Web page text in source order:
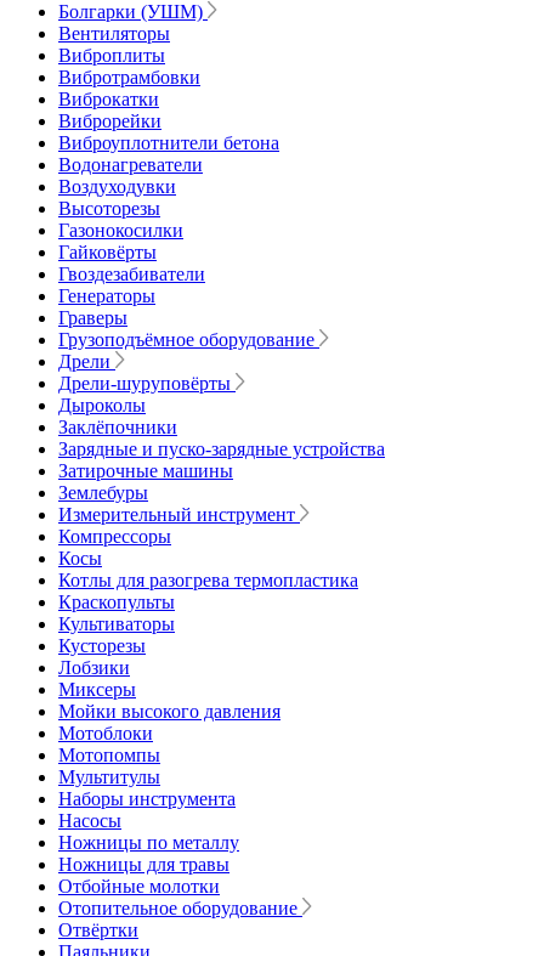
Болгарки (УШМ)
Вентиляторы
Виброплиты
Вибротрамбовки
Виброкатки
Виброрейки
Виброуплотнители бетона
Водонагреватели
Воздуходувки
Высоторезы
Газонокосилки
Гайковёрты
Гвоздезабиватели
Генераторы
Граверы
Грузоподъёмное оборудование
Дрели
Дрели-шуруповёрты
Дыроколы
Заклёпочники
Зарядные и пуско-зарядные устройства
Затирочные машины
Землебуры
Измерительный инструмент
Компрессоры
Косы
Котлы для разогрева термопластика
Краскопульты
Культиваторы
Кусторезы
Лобзики
Миксеры
Мойки высокого давления
Мотоблоки
Мотопомпы
Мультитулы
Наборы инструмента
Насосы
Ножницы по металлу
Ножницы для травы
Отбойные молотки
Отопительное оборудование
Отвёртки
Паяльники